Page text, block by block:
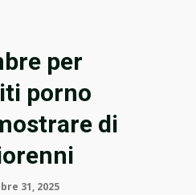
per
porno
di
31, 2025